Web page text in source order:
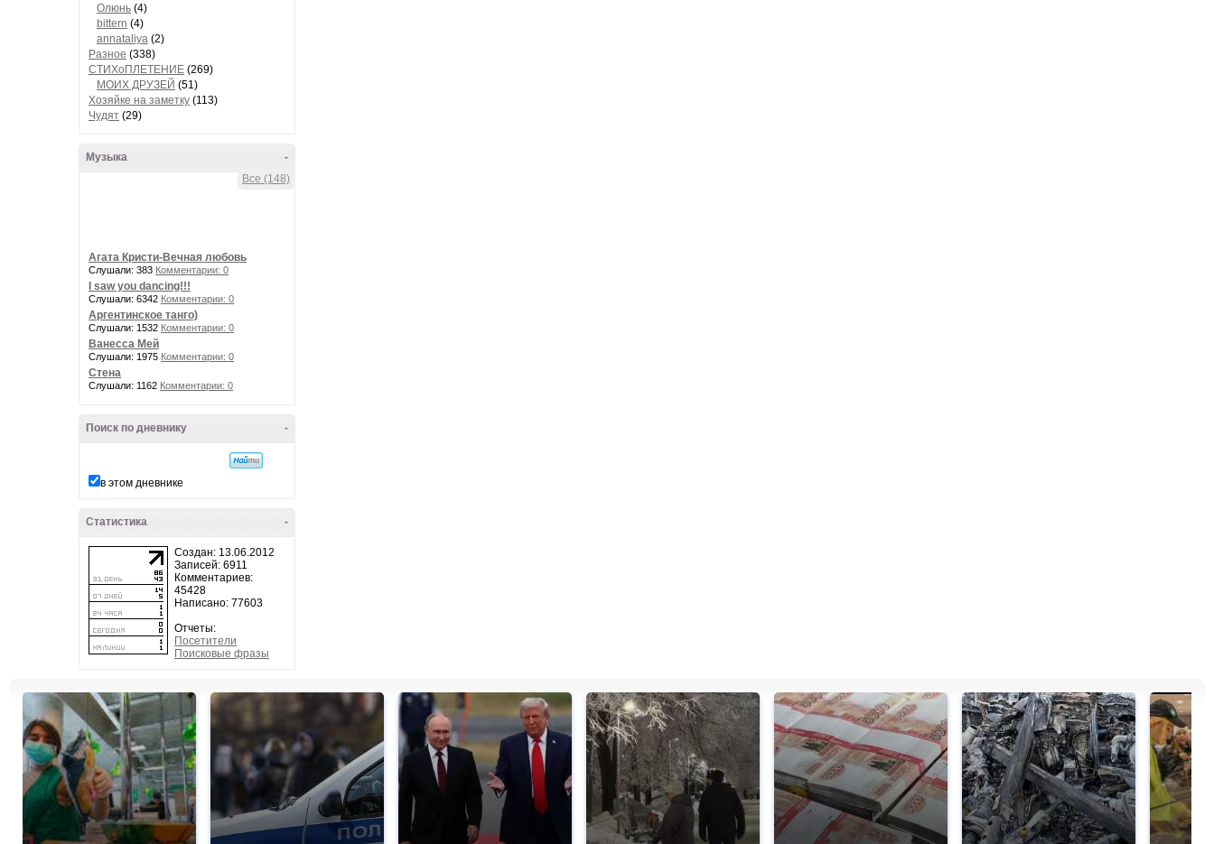
Олюнь (4)
bittern (4)
annataliya (2)
Разное (338)
СТИХоПЛЕТЕНИЕ (269)
МОИХ ДРУЗЕЙ (51)
Хозяйке на заметку (113)
Чудят (29)
-
Музыка
Все (148)
Агата Кристи-Вечная любовь
Слушали: 383 Комментарии: 0
I saw you dancing!!!
Слушали: 6342 Комментарии: 0
Аргентинское танго)
Слушали: 1532 Комментарии: 0
Ванесса Мей
Слушали: 1975 Комментарии: 0
Стена
Слушали: 1162 Комментарии: 0
-
Поиск по дневнику
в этом дневнике
-
Статистика
Создан: 13.06.2012
Записей: 6911
Комментариев:
45428
Написано: 77603
Отчеты:
Посетители
Поисковые фразы